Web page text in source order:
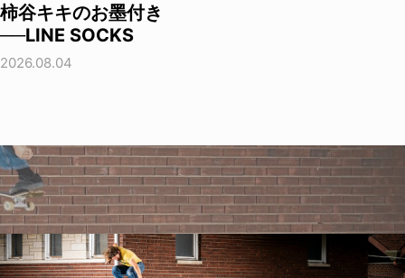
柿谷キキのお墨付き
──LINE SOCKS
2026.08.04